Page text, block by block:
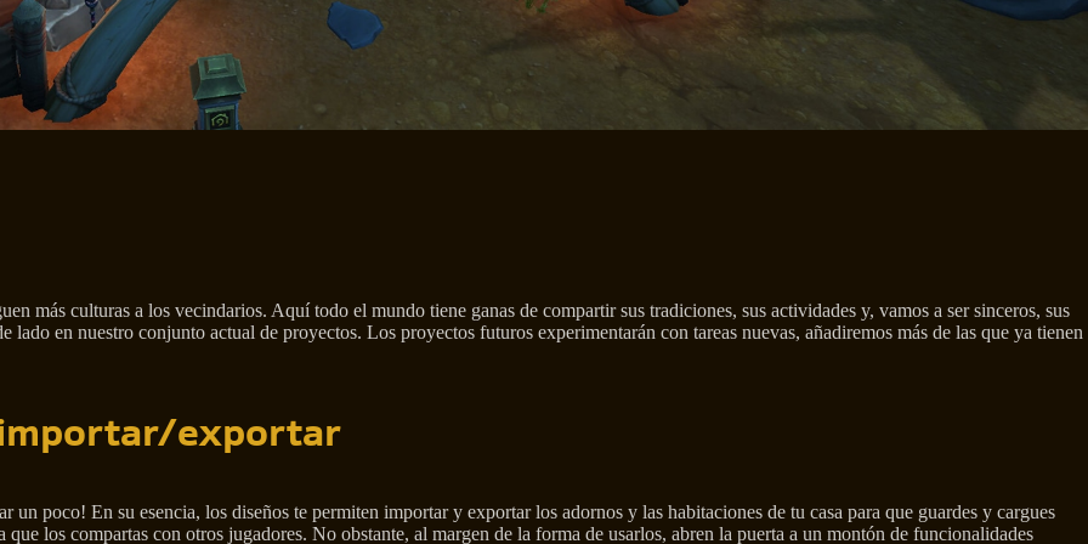
más culturas a los vecindarios. Aquí todo el mundo tiene ganas de compartir sus tradiciones, sus actividades y, vamos a ser sinceros, sus
lado en nuestro conjunto actual de proyectos. Los proyectos futuros experimentarán con tareas nuevas, añadiremos más de las que ya tienen
importar/exportar
un poco! En su esencia, los diseños te permiten importar y exportar los adornos y las habitaciones de tu casa para que guardes y cargues
los compartas con otros jugadores. No obstante, al margen de la forma de usarlos, abren la puerta a un montón de funcionalidades